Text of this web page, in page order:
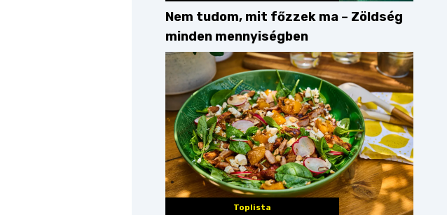
Nem tudom, mit főzzek ma – Zöldség
minden mennyiségben
Toplista